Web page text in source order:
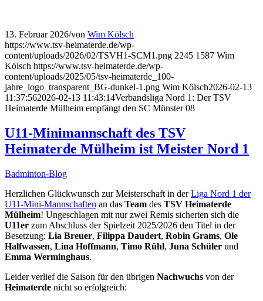
13. Februar 2026/von Wim Kölsch
https://www.tsv-heimaterde.de/wp-
content/uploads/2026/02/TSVH1-SCM1.png 2245 1587 Wim
Kölsch https://www.tsv-heimaterde.de/wp-
content/uploads/2025/05/tsv-heimaterde_100-
jahre_logo_transparent_BG-dunkel-1.png Wim Kölsch2026-02-13
11:37:562026-02-13 11:43:14Verbandsliga Nord 1: Der TSV
Heimaterde Mülheim empfängt den SC Münster 08
U11-Minimannschaft des TSV
Heimaterde Mülheim ist Meister Nord 1
Badminton-Blog
Herzlichen Glückwunsch zur Meisterschaft in derLiga Nord 1 der
U11-Mini-Mannschaften an das Team des TSV Heimaterde
Mülheim! Ungeschlagen mit nur zwei Remis sicherten sich die
U11er zum Abschluss der Spielzeit 2025/2026 den Titel in der
Besetzung: Lia Breuer, Filippa Daudert, Robin Grams, Ole
Halfwassen, Lina Hoffmann, Timo Rühl, Juna Schüler und
Emma Werminghaus.
Leider verlief die Saison für den übrigen Nachwuchs von der
Heimaterde nicht so erfolgreich: